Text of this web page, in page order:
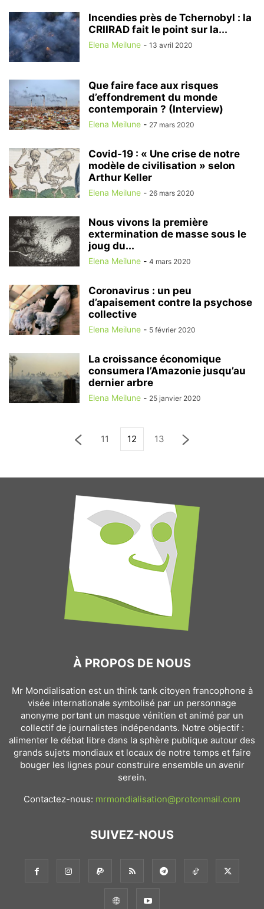
Incendies près de Tchernobyl : la
CRIIRAD fait le point sur la...
Elena Meilune - 13 avril 2020
Que faire face aux risques
d’effondrement du monde
contemporain ? (Interview)
Elena Meilune - 27 mars 2020
Covid-19 : « Une crise de notre
modèle de civilisation » selon
Arthur Keller
Elena Meilune - 26 mars 2020
Nous vivons la première
extermination de masse sous le
joug du...
Elena Meilune - 4 mars 2020
Coronavirus : un peu
d’apaisement contre la psychose
collective
Elena Meilune - 5 février 2020
La croissance économique
consumera l’Amazonie jusqu’au
dernier arbre
Elena Meilune - 25 janvier 2020
11 12 13
À PROPOS DE NOUS
Mr Mondialisation est un think tank citoyen francophone à
visée internationale symbolisé par un personnage
anonyme portant un masque vénitien et animé par un
collectif de journalistes indépendants. Notre objectif :
alimenter le débat libre dans la sphère publique autour des
grands sujets mondiaux et locaux de notre temps et faire
bouger les lignes pour construire ensemble un avenir
serein.
Contactez-nous: mrmondialisation@protonmail.com
SUIVEZ-NOUS